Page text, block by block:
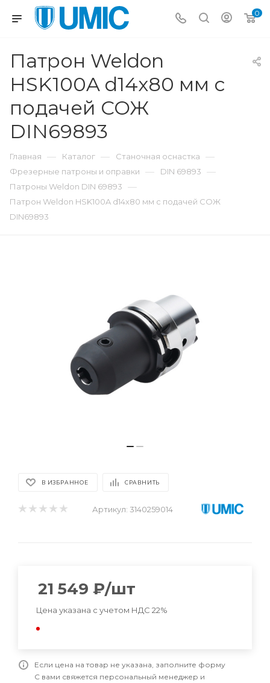
0
Патрон Weldon
HSK100A d14x80 мм с
подачей СОЖ
DIN69893
Главная — Каталог — Станочная оснастка —
Фрезерные патроны и оправки — DIN 69893 —
Патроны Weldon DIN 69893 —
Патрон Weldon HSK100A d14x80 мм с подачей СОЖ
DIN69893
В ИЗБРАННОЕ СРАВНИТЬ
Артикул: 3140259014
21 549 ₽/шт
Цена указана с учетом НДС 22%
Если цена на товар не указана, заполните форму
С вами свяжется персональный менеджер и